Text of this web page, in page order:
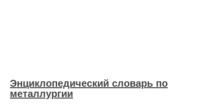
Энциклопедический словарь по
металлургии